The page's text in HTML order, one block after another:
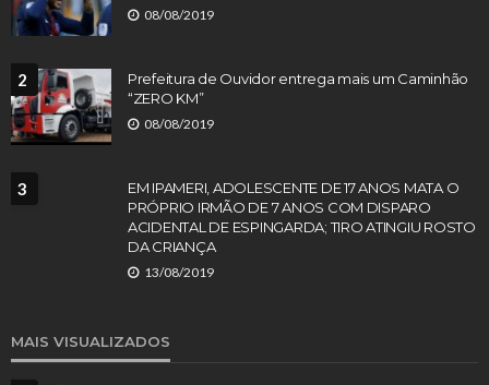
08/08/2019
2
Prefeitura de Ouvidor entrega mais um Caminhão
“ZERO KM”
08/08/2019
3
EM IPAMERI, ADOLESCENTE DE 17 ANOS MATA O
PRÓPRIO IRMÃO DE 7 ANOS COM DISPARO
ACIDENTAL DE ESPINGARDA; TIRO ATINGIU ROSTO
DA CRIANÇA
13/08/2019
MAIS VISUALIZADOS